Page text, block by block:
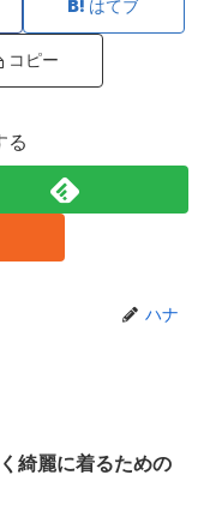
はてブ
コピー
る
ハナ
綺麗に着るための